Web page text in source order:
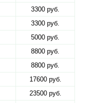
3300 руб.
3300 руб.
5000 руб.
8800 руб.
8800 руб.
17600 руб.
23500 руб.